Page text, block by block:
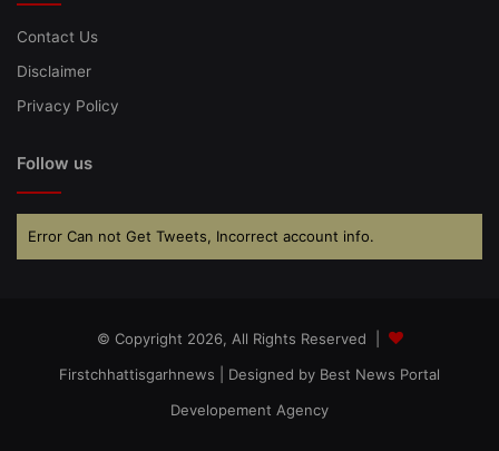
Contact Us
Disclaimer
Privacy Policy
Follow us
Error Can not Get Tweets, Incorrect account info.
© Copyright 2026, All Rights Reserved |
Firstchhattisgarhnews | Designed by Best News Portal
Developement Agency